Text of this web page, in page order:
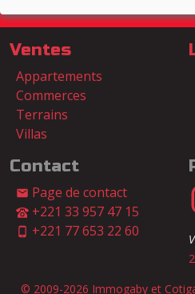
Ventes
Appartements
Commerces
Terrains
Villas
Contact
Page de contact
+221 33 957 47 15
+221 77 653 22 60
© 2009-2026 Immogaby et